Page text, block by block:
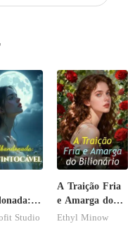
Studio
A Traição Fria
e Amarga do
Bilionário
Ethyl Minow